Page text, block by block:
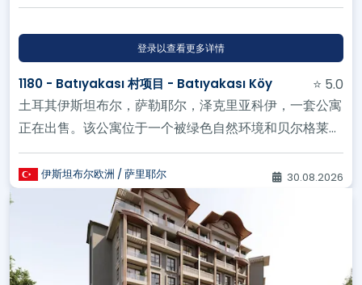
登录以查看更多详情
1180 - Batıyakası 村项目 - Batıyakası Köy
⭐ 5.0
土耳其伊斯坦布尔，萨勒耶尔，泽克里亚科伊，一套公寓
正在出售。该公寓位于一个被绿色自然环境和贝尔格莱德
森林环绕的项目中。
伊斯坦布尔欧洲 / 萨里耶尔 30.08.2026